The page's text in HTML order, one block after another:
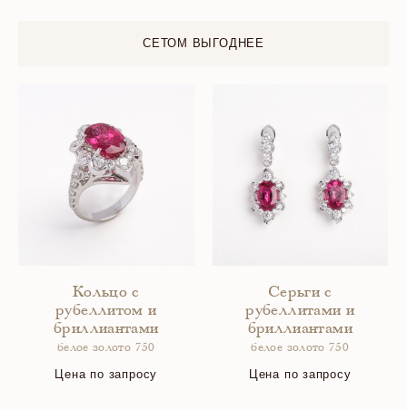
СЕТОМ ВЫГОДНЕЕ
Кольцо с
рубеллитом и
бриллиантами
белое золото 750
Цена по запросу
Серьги с
рубеллитами и
бриллиантами
белое золото 750
Цена по запросу